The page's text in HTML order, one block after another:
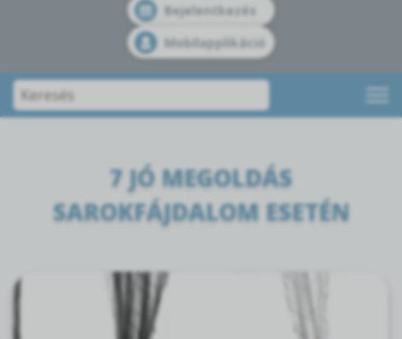
Bejelentkezés
Mobilapplikáció
7 JÓ MEGOLDÁS
SAROKFÁJDALOM ESETÉN